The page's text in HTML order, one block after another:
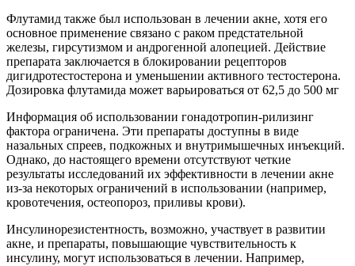
Флутамид также был использован в лечении акне, хотя его
основное применение связано с раком предстательной
железы, гирсутизмом и андрогенной алопецией. Действие
препарата заключается в блокировании рецепторов
дигидротестостерона и уменьшении активного тестостерона.
Дозировка флутамида может варьироваться от 62,5 до 500 мг
Информация об использовании гонадотропин-рилизинг
фактора ограничена. Эти препараты доступны в виде
назальных спреев, подкожных и внутримышечных инъекций.
Однако, до настоящего времени отсутствуют четкие
результаты исследований их эффективности в лечении акне
из-за некоторых ограничений в использовании (например,
кровотечения, остеопороз, приливы крови).
Инсулинорезистентность, возможно, участвует в развитии
акне, и препараты, повышающие чувствительность к
инсулину, могут использоваться в лечении. Например,